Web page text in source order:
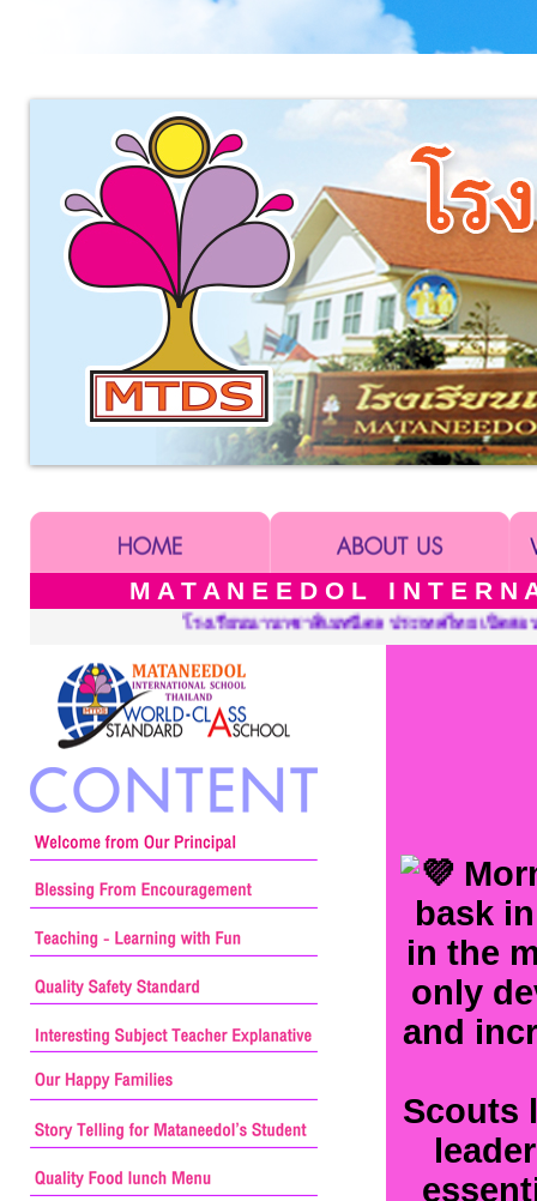
M A T A N E E D O L I N T E R
ะเทศไทย เปิดสอนระดับ เนอร์สเซอรี่ อนุบาล ประถมศึกษาและมัธย
bask
in the
only
and
Scouts